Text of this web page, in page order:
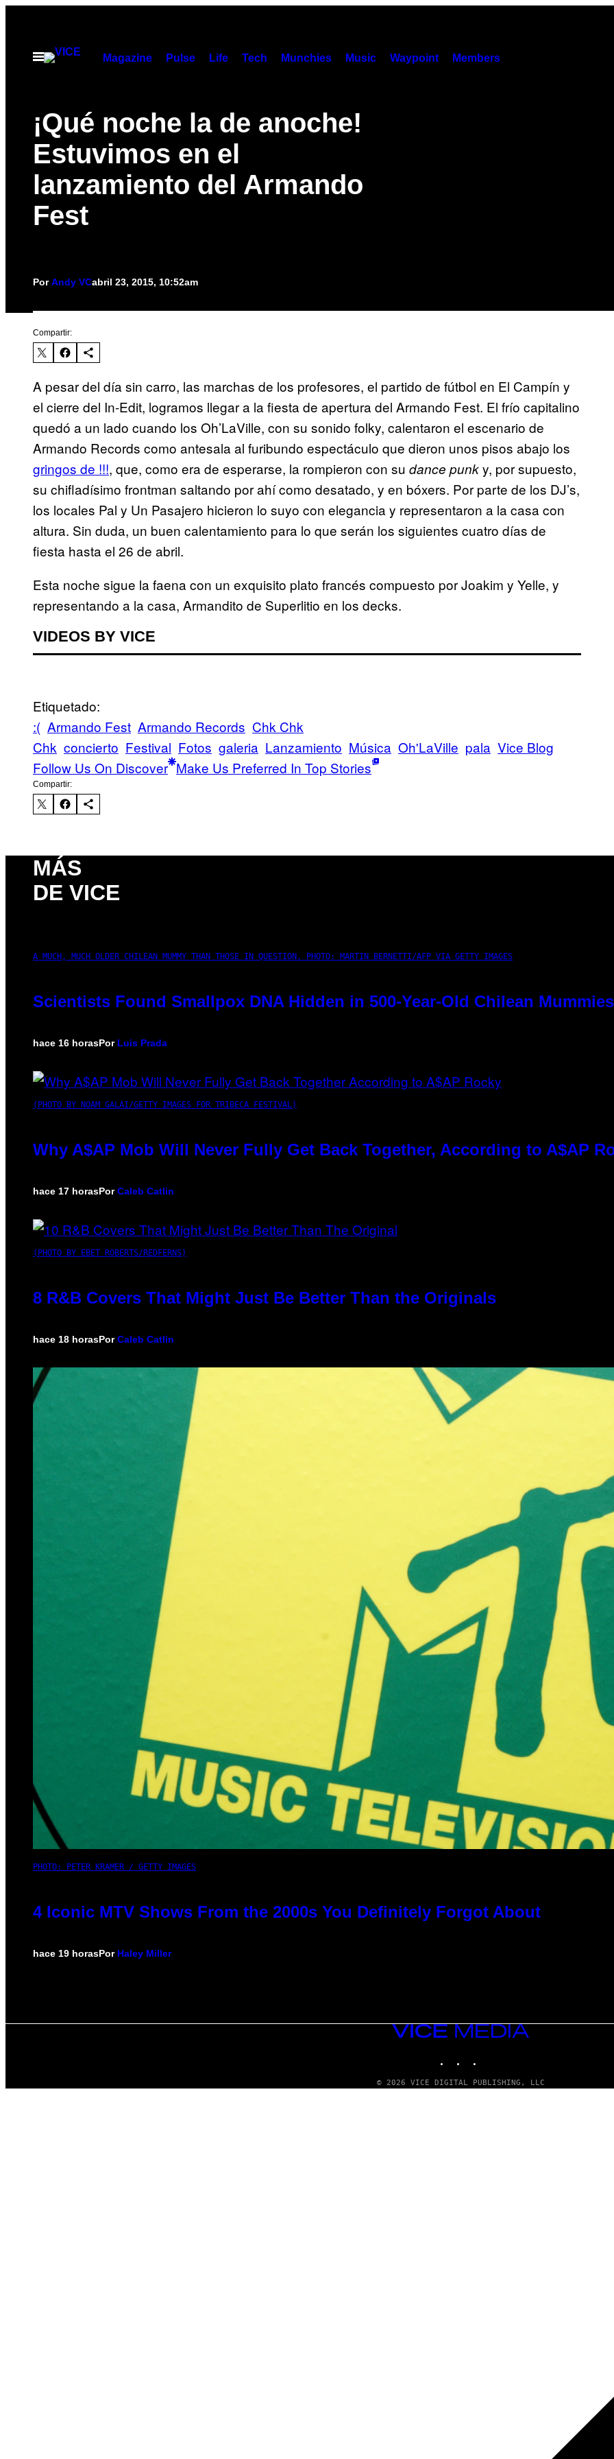
contenido
Abrir
Magazine Pulse Life Tech Munchies Music Waypoint Members
¡Qué noche la de anoche!
Estuvimos en el
lanzamiento del Armando
Fest
PorAndy VCabril 23, 2015, 10:52am
Compartir:
A pesar del día sin carro, las marchas de los profesores, el partido de fútbol en El Campín y
el cierre del In-Edit, logramos llegar a la fiesta de apertura del Armando Fest. El frío capitalino
quedó a un lado cuando los Oh’LaVille, con su sonido folky, calentaron el escenario de
Armando Records como antesala al furibundo espectáculo que dieron unos pisos abajo los
gringos de !!!, que, como era de esperarse, la rompieron con su dance punky, por supuesto,
su chifladísimo frontman saltando por ahí como desatado, y en bóxers. Por parte de los DJ’s,
los locales Pal y Un Pasajero hicieron lo suyo con elegancia y representaron a la casa con
altura. Sin duda, un buen calentamiento para lo que serán los siguientes cuatro días de
fiesta hasta el 26 de abril.
Esta noche sigue la faena con un exquisito plato francés compuesto por Joakim y Yelle, y
representando a la casa, Armandito de Superlitio en los decks.
VIDEOS BY VICE
Etiquetado:
:( Armando Fest Armando Records Chk Chk
Chk concierto Festival Fotos galeria Lanzamiento Música Oh'LaVille pala Vice Blog
Follow Us On Discover Make Us Preferred In Top Stories
Compartir:
MÁS
DE VICE
A MUCH, MUCH OLDER CHILEAN MUMMY THAN THOSE IN QUESTION. PHOTO: MARTIN BERNETTI/AFP VIA GETTY IMAGES
Scientists Found Smallpox DNA Hidden in 500-Year-Old Chilean Mummies
hace 16 horasPor Luis Prada
(PHOTO BY NOAM GALAI/GETTY IMAGES FOR TRIBECA FESTIVAL)
Why A$AP Mob Will Never Fully Get Back Together, According to A$AP
hace 17 horasPorCaleb Catlin
(PHOTO BY EBET ROBERTS/REDFERNS)
8 R&B Covers That Might Just Be Better Than the Originals
hace 18 horasPorCaleb Catlin
PHOTO: PETER KRAMER / GETTY IMAGES
4 Iconic MTV Shows From the 2000s You Definitely Forgot About
hace 19 horasPor Haley Miller
VICE
© 2026 VICE DIGITAL PUBLISHING, LLC